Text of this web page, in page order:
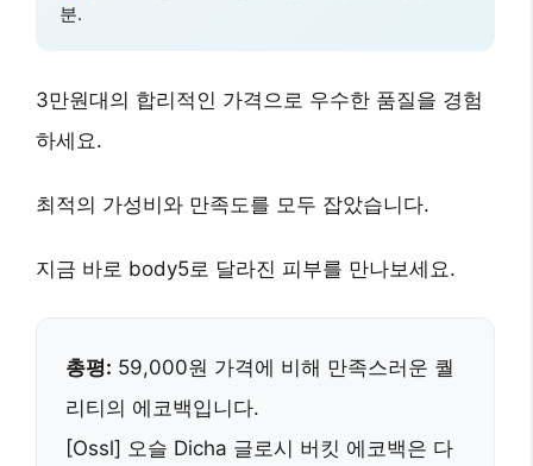
분.
3만원대의 합리적인 가격으로 우수한 품질을 경험
하세요.
최적의 가성비와 만족도를 모두 잡았습니다.
지금 바로 body5로 달라진 피부를 만나보세요.
총평: 59,000원 가격에 비해 만족스러운 퀄
리티의 에코백입니다.
[Ossl] 오슬 Dicha 글로시 버킷 에코백은 다